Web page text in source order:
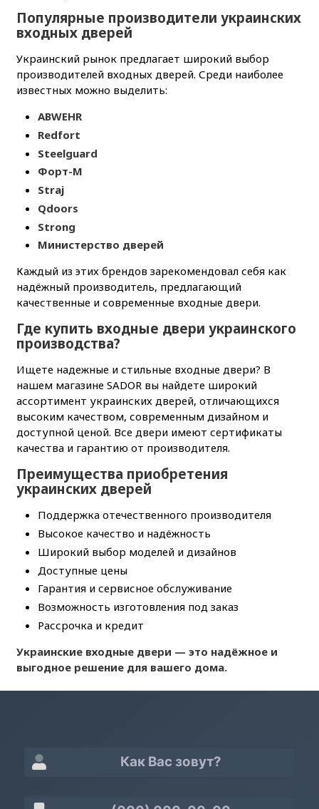
Популярные производители украинских
входных дверей
Украинский рынок предлагает широкий выбор
производителей входных дверей. Среди наиболее
известных можно выделить:
ABWEHR
Redfort
Steelguard
Форт-М
Straj
Qdoors
Strong
Министерство дверей
Каждый из этих брендов зарекомендовал себя как
надёжный производитель, предлагающий
качественные и современные входные двери.
Где купить входные двери украинского
производства?
Ищете надежные и стильные входные двери? В
нашем магазине SADOR вы найдете широкий
ассортимент украинских дверей, отличающихся
высоким качеством, современным дизайном и
доступной ценой. Все двери имеют сертификаты
качества и гарантию от производителя.
Преимущества приобретения
украинских дверей
Поддержка отечественного производителя
Высокое качество и надёжность
Широкий выбор моделей и дизайнов
Доступные цены
Гарантия и сервисное обслуживание
Возможность изготовления под заказ
Рассрочка и кредит
Украинские входные двери — это надёжное и
выгодное решение для вашего дома.